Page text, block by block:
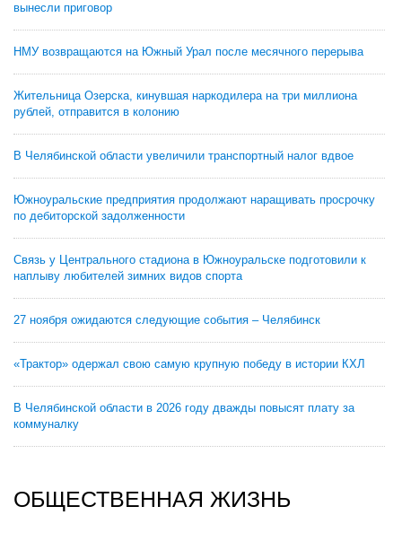
вынесли приговор
НМУ возвращаются на Южный Урал после месячного перерыва
Жительница Озерска, кинувшая наркодилера на три миллиона
рублей, отправится в колонию
В Челябинской области увеличили транспортный налог вдвое
Южноуральские предприятия продолжают наращивать просрочку
по дебиторской задолженности
Связь у Центрального стадиона в Южноуральске подготовили к
наплыву любителей зимних видов спорта
27 ноября ожидаются следующие события – Челябинск
«Трактор» одержал свою самую крупную победу в истории КХЛ
В Челябинской области в 2026 году дважды повысят плату за
коммуналку
ОБЩЕСТВЕННАЯ ЖИЗНЬ